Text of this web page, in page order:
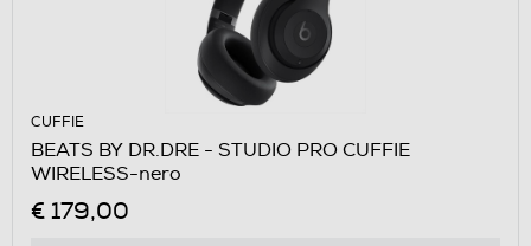
CUFFIE
BEATS BY DR.DRE - STUDIO PRO CUFFIE
WIRELESS-nero
€ 179,00